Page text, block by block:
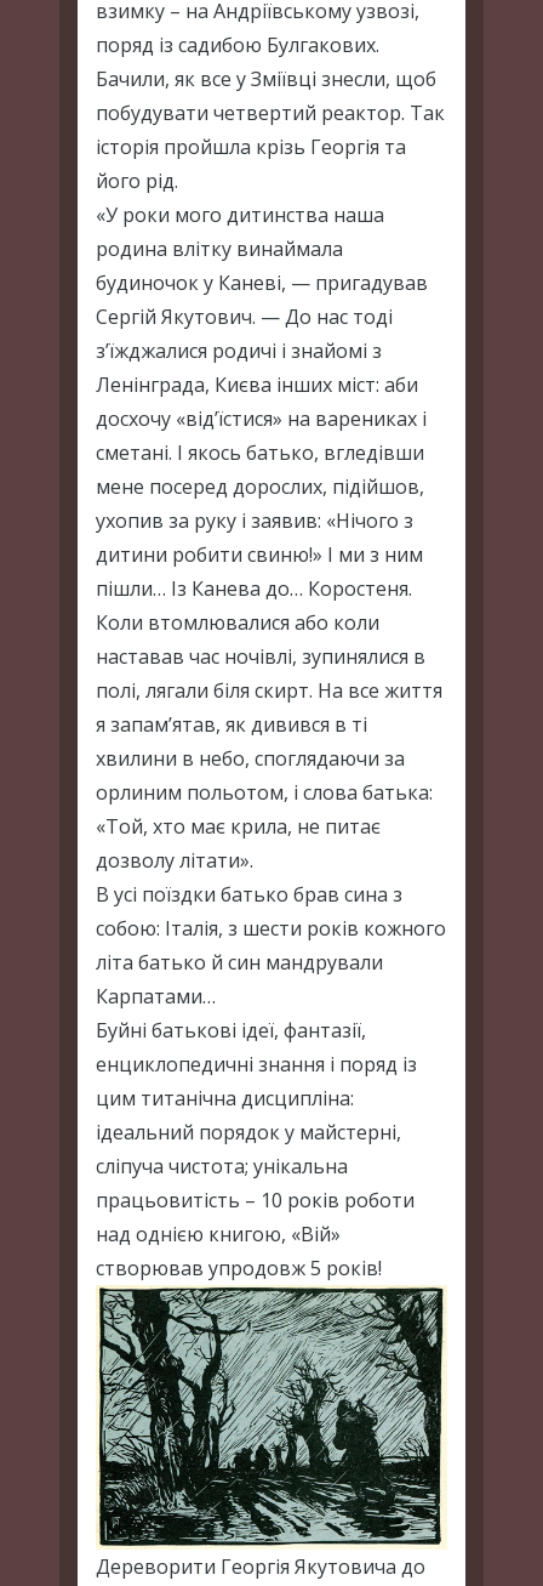
взимку – на Андріївському узвозі,
поряд із садибою Булгакових.
Бачили, як все у Зміївці знесли, щоб
побудувати четвертий реактор. Так
історія пройшла крізь Георгія та
його рід.
«У роки мого дитинства наша
родина влітку винаймала
будиночок у Каневі, — пригадував
Сергій Якутович. — До нас тоді
з’їжджалися родичі і знайомі з
Ленінграда, Києва інших міст: аби
досхочу «від’їстися» на варениках і
сметані. І якось батько, вгледівши
мене посеред дорослих, підійшов,
ухопив за руку і заявив: «Нічого з
дитини робити свиню!» І ми з ним
пішли… Із Канева до… Коростеня.
Коли втомлювалися або коли
наставав час ночівлі, зупинялися в
полі, лягали біля скирт. На все життя
я запам’ятав, як дивився в ті
хвилини в небо, споглядаючи за
орлиним польотом, і слова батька:
«Той, хто має крила, не питає
дозволу літати».
В усі поїздки батько брав сина з
собою: Італія, з шести років кожного
літа батько й син мандрували
Карпатами…
Буйні батькові ідеї, фантазії,
енциклопедичні знання і поряд із
цим титанічна дисципліна:
ідеальний порядок у майстерні,
сліпуча чистота; унікальна
працьовитість – 10 років роботи
над однією книгою, «Вій»
створював упродовж 5 років!
Дереворити Георгія Якутовича до